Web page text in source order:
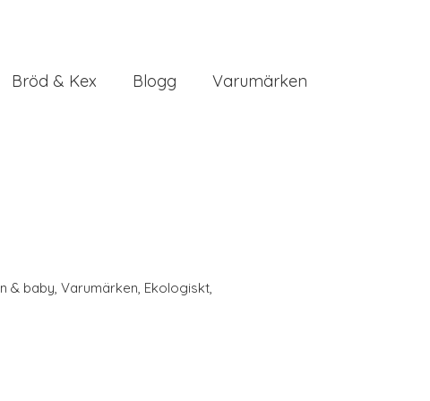
Bröd & Kex Blogg Varumärken
& baby, Varumärken, Ekologiskt,